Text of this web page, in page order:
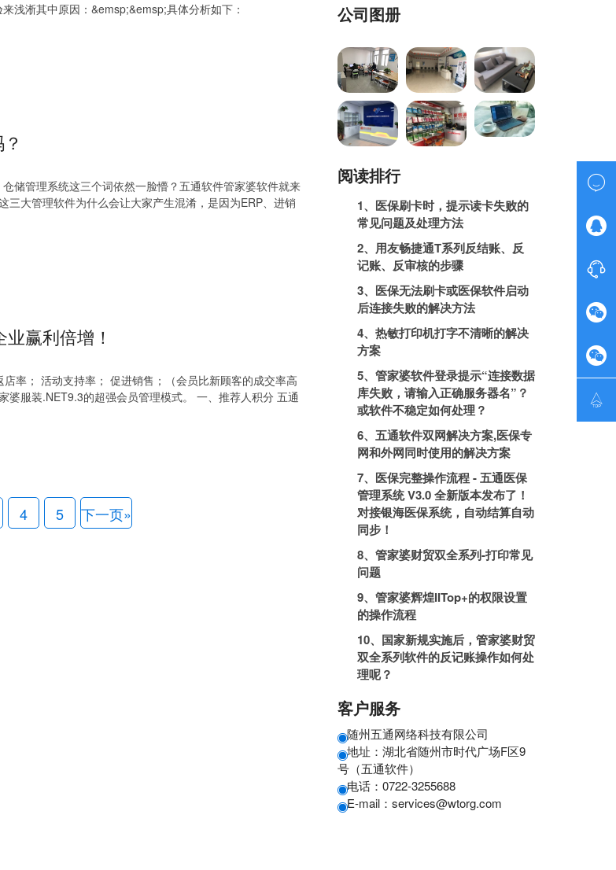
浅淅其中原因：&emsp;&emsp;具体分析如下：
储管理系统这三个词依然一脸懵？五通软件管家婆软件就来
大管理软件为什么会让大家产生混淆，是因为ERP、进销
赢利倍增！
率； 活动支持率； 促进销售；（会员比新顾客的成交率高
服装.NET9.3的超强会员管理模式。 一、推荐人积分 五通
4 5 下一页»
公司图册
阅读排行
1、医保刷卡时，提示读卡失败的
常见问题及处理方法
2、用友畅捷通T系列反结账、反
记账、反审核的步骤
3、医保无法刷卡或医保软件启动
后连接失败的解决方法
4、热敏打印机打字不清晰的解决
方案
5、管家婆软件登录提示“连接数据
库失败，请输入正确服务器名”？
或软件不稳定如何处理？
6、五通软件双网解决方案,医保专
网和外网同时使用的解决方案
7、医保完整操作流程 - 五通医保
管理系统 V3.0 全新版本发布了！
对接银海医保系统，自动结算自动
同步！
8、管家婆财贸双全系列-打印常见
问题
9、管家婆辉煌IITop+的权限设置
的操作流程
10、国家新规实施后，管家婆财贸
双全系列软件的反记账操作如何处
理呢？
客户服务
随州五通网络科技有限公司
地址：湖北省随州市时代广场F区9
号（五通软件）
电话：0722-3255688
E-mail：services@wtorg.com





